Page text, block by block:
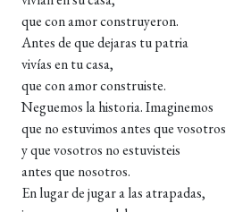
que con amor construyeron.
Antes de que dejaras tu patria
vivías en tu casa,
que con amor construiste.
Neguemos la historia. Imaginemos
que no estuvimos antes que vosotros
y que vosotros no estuvisteis
antes que nosotros.
En lugar de jugar a las atrapadas,